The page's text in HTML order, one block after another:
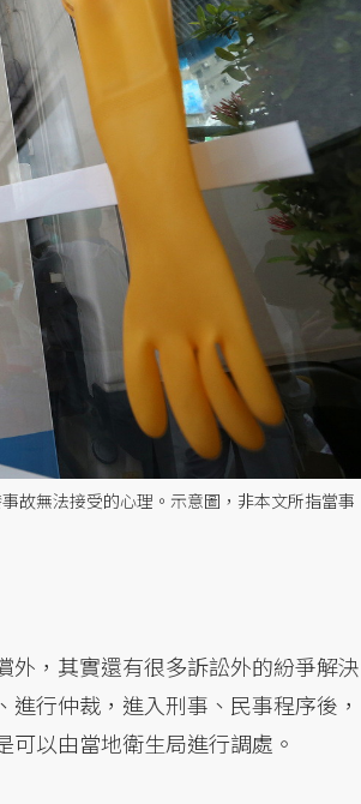
故無法接受的心理。示意圖，非本文所指當事
，其實還有很多訴訟外的紛爭解決
行仲裁，進入刑事、民事程序後，
以由當地衛生局進行調處。